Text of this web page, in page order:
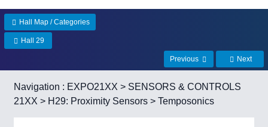
Hall Map / Categories
Hall 29
Previous Next
Navigation : EXPO21XX > SENSORS & CONTROLS
21XX > H29: Proximity Sensors > Temposonics